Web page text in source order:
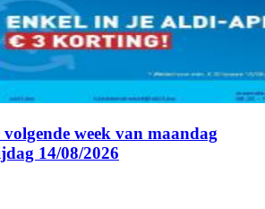
week van maandag
14/08/2026